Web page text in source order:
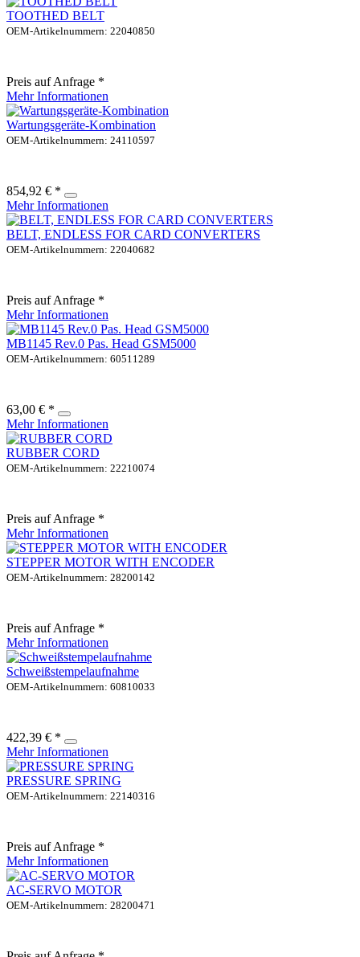
TOOTHED BELT
OEM-Artikelnummern: 22040850
Preis auf Anfrage *
Mehr Informationen
Wartungsgeräte-Kombination
OEM-Artikelnummern: 24110597
854,92 € *
Mehr Informationen
BELT, ENDLESS FOR CARD CONVERTERS
OEM-Artikelnummern: 22040682
Preis auf Anfrage *
Mehr Informationen
MB1145 Rev.0 Pas. Head GSM5000
OEM-Artikelnummern: 60511289
63,00 € *
Mehr Informationen
RUBBER CORD
OEM-Artikelnummern: 22210074
Preis auf Anfrage *
Mehr Informationen
STEPPER MOTOR WITH ENCODER
OEM-Artikelnummern: 28200142
Preis auf Anfrage *
Mehr Informationen
Schweißstempelaufnahme
OEM-Artikelnummern: 60810033
422,39 € *
Mehr Informationen
PRESSURE SPRING
OEM-Artikelnummern: 22140316
Preis auf Anfrage *
Mehr Informationen
AC-SERVO MOTOR
OEM-Artikelnummern: 28200471